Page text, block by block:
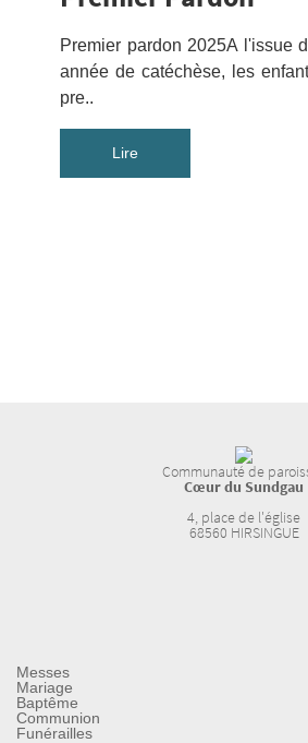
Premier pardon 2025A l'issue
année de catéchèse, les
pre..
Communauté de
Cœur du Sundgau
4, place de l'église
68560 HIRSINGUE
Messes
Mariage
Baptême
Communion
Funérailles